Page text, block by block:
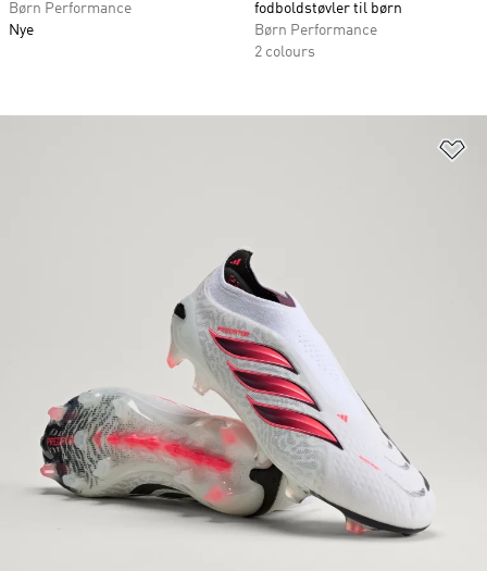
Børn Performance
Nye
fodboldstøvler til børn
Børn Performance
2 colours